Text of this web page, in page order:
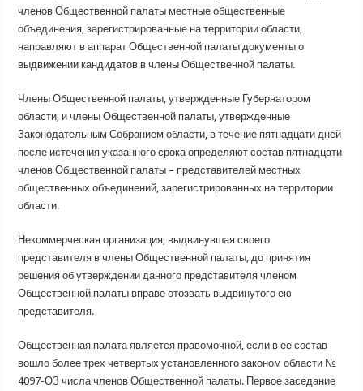
членов Общественной палаты местные общественные
объединения, зарегистрированные на территории области,
направляют в аппарат Общественной палаты документы о
выдвижении кандидатов в члены Общественной палаты.
Члены Общественной палаты, утвержденные Губернатором
области, и члены Общественной палаты, утвержденные
Законодательным Собранием области, в течение пятнадцати дней
после истечения указанного срока определяют состав пятнадцати
членов Общественной палаты – представителей местных
общественных объединений, зарегистрированных на территории
области.
Некоммерческая организация, выдвинувшая своего
представителя в члены Общественной палаты, до принятия
решения об утверждении данного представителя членом
Общественной палаты вправе отозвать выдвинутого ею
представителя.
Общественная палата является правомочной, если в ее состав
вошло более трех четвертых установленного законом области №
4097-ОЗ числа членов Общественной палаты. Первое заседание